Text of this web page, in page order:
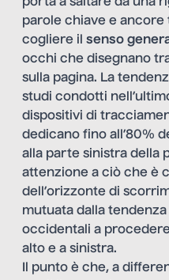
porta a saltare da una
parole chiave e
cogliere il senso
occhi che disegnano
sulla pagina. La
studi condotti
dispositivi di
dedicano fino all’80%
alla parte sinistra della
attenzione a ciò che è
dell’orizzonte di
mutuata dalla
occidentali a
alto e a sinistra.
Il punto è che, a